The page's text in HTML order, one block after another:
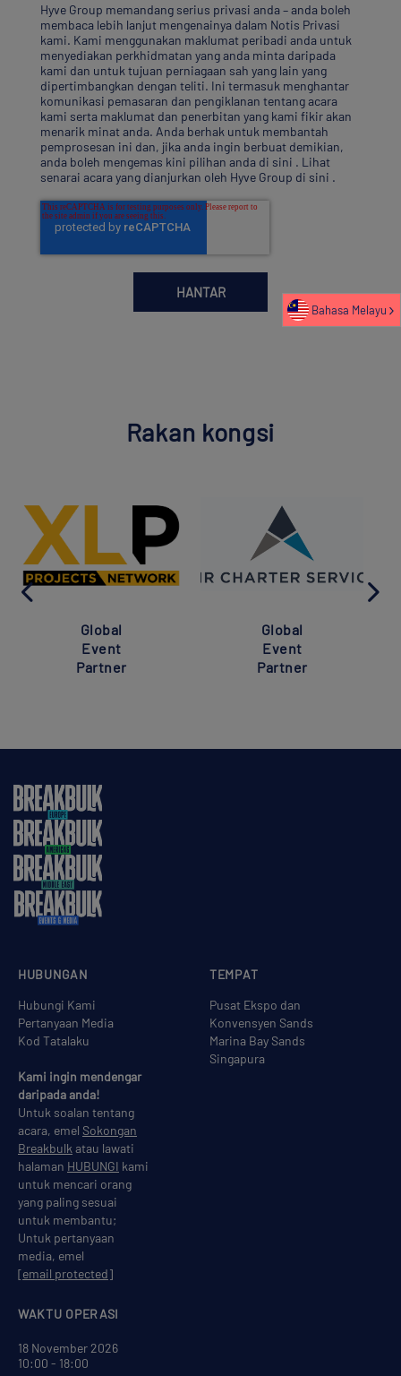
Hyve Group memandang serius privasi anda – anda boleh
membaca lebih lanjut mengenainya dalam Notis Privasi
kami. Kami menggunakan maklumat peribadi anda untuk
menyediakan perkhidmatan yang anda minta daripada
kami dan untuk tujuan perniagaan sah yang lain yang
dipertimbangkan dengan teliti. Ini termasuk menghantar
komunikasi pemasaran dan pengiklanan tentang acara
kami serta maklumat dan penerbitan yang kami fikir akan
menarik minat anda. Anda berhak untuk membantah
pemprosesan ini dan, jika anda ingin berbuat demikian,
anda boleh mengemas kini pilihan anda di sini . Lihat
senarai acara yang dianjurkan oleh Hyve Group di sini .
Rakan kongsi
Global
Event
Partner
Global
Event
Partner
TEMPAT
Pusat Ekspo dan
Konvensyen Sands
Marina Bay Sands
Singapura
WAKTU OPERASI
18 November 2026
10:00 - 18:00
HUBUNGAN
Hubungi Kami
Pertanyaan Media
Kod Tatalaku
Kami ingin mendengar
daripada anda!
Untuk soalan tentang
acara, emel Sokongan
Breakbulk atau lawati
halaman HUBUNGI kami
untuk mencari orang
yang paling sesuai
untuk membantu;
Untuk pertanyaan
media, emel
[email protected]
Bahasa Melayu